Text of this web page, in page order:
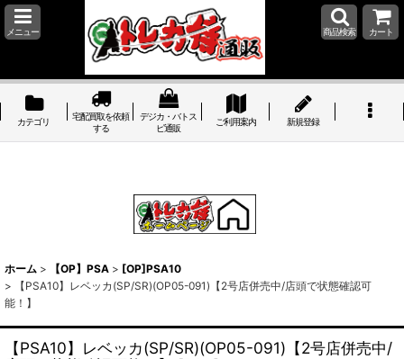
メニュー 商品検索 カート
カテゴリ
宅配買取を依頼
する
デジカ・バトス
ピ通販
ご利用案内 新規登録
ホーム > 【OP】PSA > [OP]PSA10
>
【PSA10】レベッカ(SP/SR)(OP05-091)【2号店併売中/店頭で状態確認可
能！】
【PSA10】レベッカ(SP/SR)(OP05-091)【2号店併売中/